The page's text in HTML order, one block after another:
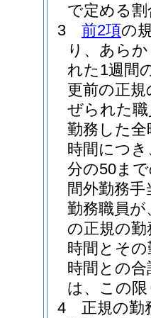
で定める
3
前2項の
り、あら
れた1週間
更前の正
ぜられた
勤務した全
時間につ
分の50ま
間外勤務
勤務職員が
の正規の
時間とそ
時間との
は、この
4
正規の勤